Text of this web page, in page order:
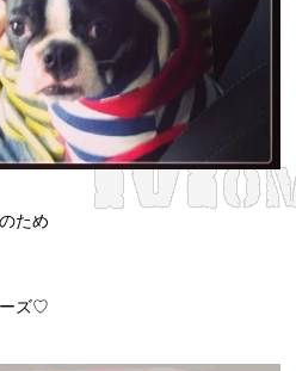
ため
ーズ♡